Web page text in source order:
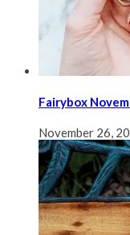
Fairybox
November 26,